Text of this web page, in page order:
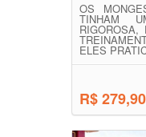
OS
TINHAM
RIGOROSA,
ELES
R$ 279,90